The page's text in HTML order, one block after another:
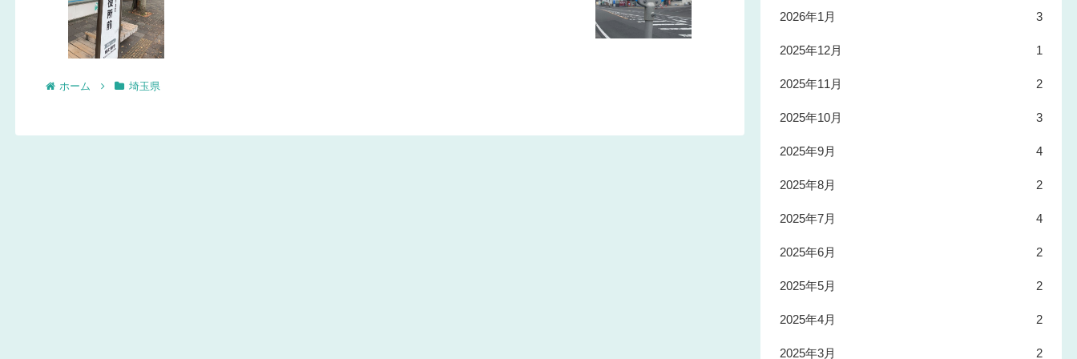
ホーム 埼玉県
2026年1月 3
2025年12月 1
2025年11月 2
2025年10月 3
2025年9月 4
2025年8月 2
2025年7月 4
2025年6月 2
2025年5月 2
2025年4月 2
2025年3月 2